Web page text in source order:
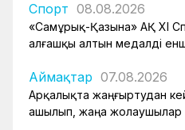
Спорт 08.08.2026
«Самұрық-Қазына» АҚ XI
алғашқы алтын медалді
Аймақтар 07.08.2026
Арқалықта жаңғыртудан
ашылып, жаңа жолаушылар